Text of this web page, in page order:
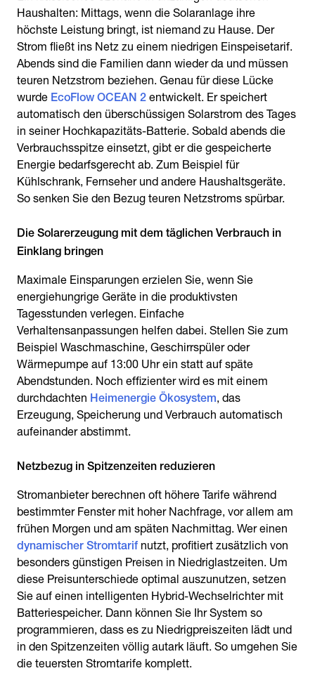
Haushalten: Mittags, wenn die Solaranlage ihre
höchste Leistung bringt, ist niemand zu Hause. Der
Strom fließt ins Netz zu einem niedrigen Einspeisetarif.
Abends sind die Familien dann wieder da und müssen
teuren Netzstrom beziehen. Genau für diese Lücke
wurde EcoFlow OCEAN 2 entwickelt. Er speichert
automatisch den überschüssigen Solarstrom des Tages
in seiner Hochkapazitäts-Batterie. Sobald abends die
Verbrauchsspitze einsetzt, gibt er die gespeicherte
Energie bedarfsgerecht ab. Zum Beispiel für
Kühlschrank, Fernseher und andere Haushaltsgeräte.
So senken Sie den Bezug teuren Netzstroms spürbar.
Die Solarerzeugung mit dem täglichen Verbrauch in
Einklang bringen
Maximale Einsparungen erzielen Sie, wenn Sie
energiehungrige Geräte in die produktivsten
Tagesstunden verlegen. Einfache
Verhaltensanpassungen helfen dabei. Stellen Sie zum
Beispiel Waschmaschine, Geschirrspüler oder
Wärmepumpe auf 13:00 Uhr ein statt auf späte
Abendstunden. Noch effizienter wird es mit einem
durchdachten Heimenergie Ökosystem, das
Erzeugung, Speicherung und Verbrauch automatisch
aufeinander abstimmt.
Netzbezug in Spitzenzeiten reduzieren
Stromanbieter berechnen oft höhere Tarife während
bestimmter Fenster mit hoher Nachfrage, vor allem am
frühen Morgen und am späten Nachmittag. Wer einen
dynamischer Stromtarif nutzt, profitiert zusätzlich von
besonders günstigen Preisen in Niedriglastzeiten. Um
diese Preisunterschiede optimal auszunutzen, setzen
Sie auf einen intelligenten Hybrid-Wechselrichter mit
Batteriespeicher. Dann können Sie Ihr System so
programmieren, dass es zu Niedrigpreiszeiten lädt und
in den Spitzenzeiten völlig autark läuft. So umgehen Sie
die teuersten Stromtarife komplett.